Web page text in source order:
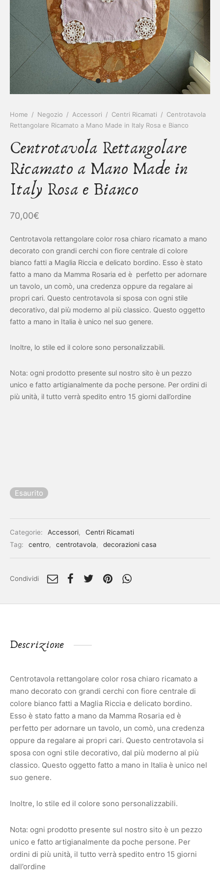
Home / Negozio / Accessori / Centri Ricamati / Centrotavola
Rettangolare Ricamato a Mano Made in Italy Rosa e Bianco
Centrotavola Rettangolare
Ricamato a Mano Made in
Italy Rosa e Bianco
70,00€
Centrotavola rettangolare color rosa chiaro ricamato a mano
decorato con grandi cerchi con fiore centrale di colore
bianco fatti a Maglia Riccia e delicato bordino. Esso è stato
fatto a mano da Mamma Rosaria ed è perfetto per adornare
un tavolo, un comò, una credenza oppure da regalare ai
propri cari. Questo centrotavola si sposa con ogni stile
decorativo, dal più moderno al più classico. Questo oggetto
fatto a mano in Italia è unico nel suo genere.
Inoltre, lo stile ed il colore sono personalizzabili.
Nota: ogni prodotto presente sul nostro sito è un pezzo
unico e fatto artigianalmente da poche persone. Per ordini di
più unità, il tutto verrà spedito entro 15 giorni dall’ordine
Esaurito
Categorie: Accessori,
Centri Ricamati
Tag:
centro, centrotavola, decorazioni casa
Condividi
Descrizione
Centrotavola rettangolare color rosa chiaro ricamato a
mano decorato con grandi cerchi con fiore centrale di
colore bianco fatti a Maglia Riccia e delicato bordino.
Esso è stato fatto a mano da Mamma Rosaria ed è
perfetto per adornare un tavolo, un comò, una credenza
oppure da regalare ai propri cari. Questo centrotavola si
sposa con ogni stile decorativo, dal più moderno al più
classico. Questo oggetto fatto a mano in Italia è unico nel
suo genere.
Inoltre, lo stile ed il colore sono personalizzabili.
Nota: ogni prodotto presente sul nostro sito è un pezzo
unico e fatto artigianalmente da poche persone. Per
ordini di più unità, il tutto verrà spedito entro 15 giorni
dall’ordine